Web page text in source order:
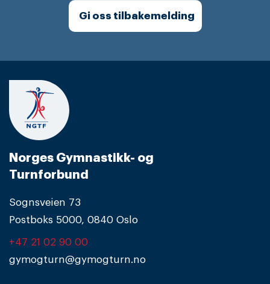
Gi oss tilbakemelding
Norges Gymnastikk- og
Turnforbund
Sognsveien 73
Postboks 5000, 0840 Oslo
+47 21 02 90 00
gymogturn@gymogturn.no